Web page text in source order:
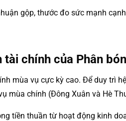
gộp, thước đo sức mạnh
tài chính của Phân
mùa vụ cực kỳ cao. Để duy trì
mùa chính (Đông Xuân và Hè
tiền thuần từ hoạt động kinh